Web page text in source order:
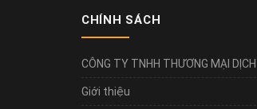
CHÍNH SÁCH
CÔNG TY TNHH THƯƠNG MẠI
Giới thiệu